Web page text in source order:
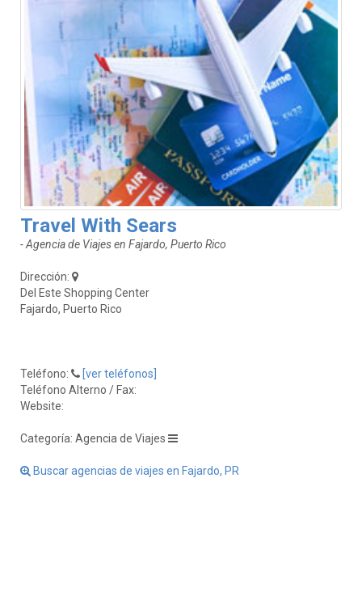
Travel With Sears
- Agencia de Viajes en Fajardo, Puerto Rico
Dirección:
Del Este Shopping Center
Fajardo, Puerto Rico
Teléfono:
[ver teléfonos]
Teléfono Alterno / Fax:
Website:
Categoría: Agencia de Viajes
Buscar agencias de viajes en Fajardo, PR